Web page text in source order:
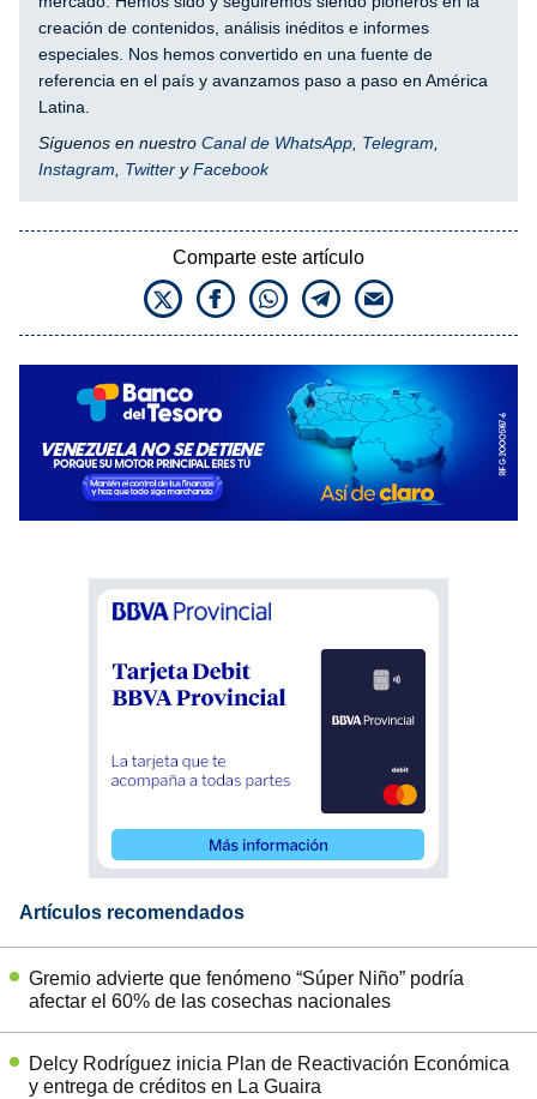
creación de contenidos, análisis inéditos e informes
especiales. Nos hemos convertido en una fuente de
referencia en el país y avanzamos paso a paso en América
Latina.
Síguenos en nuestro Canal de WhatsApp, Telegram,
Instagram, Twitter yFacebook
Comparte este artículo
Artículos recomendados
Gremio advierte que fenómeno “Súper Niño” podría
afectar el 60% de las cosechas nacionales
Delcy Rodríguez inicia Plan de Reactivación Económica
y entrega de créditos en La Guaira